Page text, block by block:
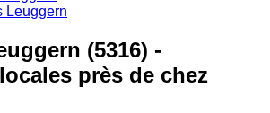
Leuggern
(5316) -
près de chez